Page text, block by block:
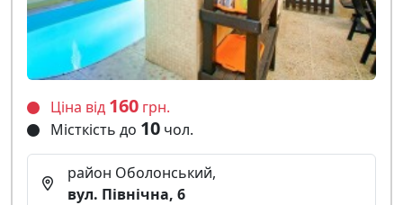
Ціна від 160 грн.
Місткість до 10 чол.
район Оболонський,
вул. Північна, 6